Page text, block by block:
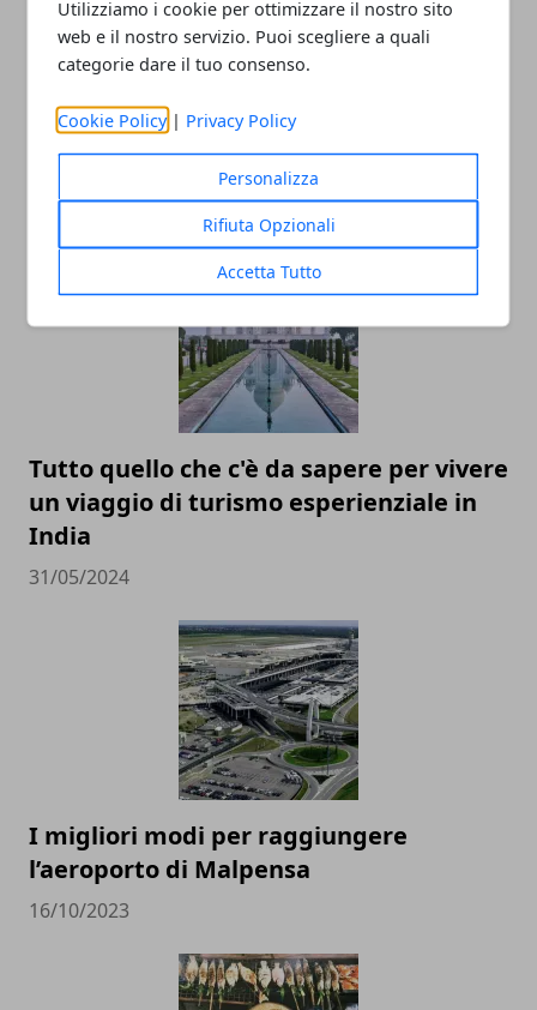
Utilizziamo i cookie per ottimizzare il nostro sito
web e il nostro servizio. Puoi scegliere a quali
categorie dare il tuo consenso.
Cookie Policy | Privacy Policy
Personalizza
Rifiuta Opzionali
Accetta Tutto
ARTICOLI CORRELATI
Tutto quello che c'è da sapere per vivere
un viaggio di turismo esperienziale in
India
31/05/2024
I migliori modi per raggiungere
l’aeroporto di Malpensa
16/10/2023